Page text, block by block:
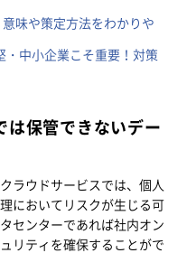
味や策定方法をわかりや
・中小企業こそ重要！対策
保管できないデー
ラウドサービスでは、個人
においてリスクが生じる可
センターであれば社内オン
リティを確保することがで